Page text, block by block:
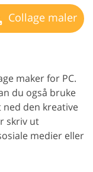
Collage maler
maker for PC.
du også bruke
ned den kreative
skriv ut
medier eller